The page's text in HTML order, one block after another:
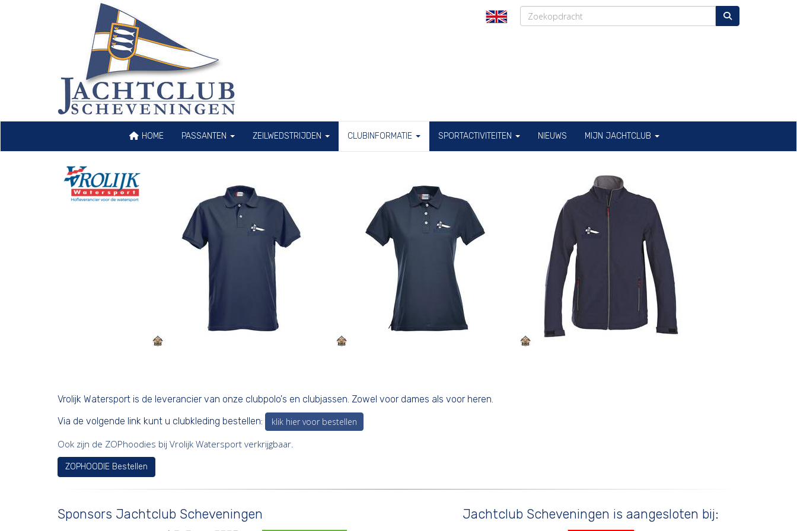
HOME PASSANTEN ZEILWEDSTRIJDEN CLUBINFORMATIE SPORTACTIVITEITEN NIEUWS MIJN JACHTCLUB
Vrolijk Watersport is de leverancier van onze clubpolo's en clubjassen. Zowel voor dames als voor heren.
Via de volgende link kunt u clubkleding bestellen:
klik hier voor bestellen
Ook zijn de ZOPhoodies bij Vrolijk Watersport verkrijgbaar.
ZOPHOODIE Bestellen
Sponsors Jachtclub Scheveningen Jachtclub Scheveningen is aangesloten bij: